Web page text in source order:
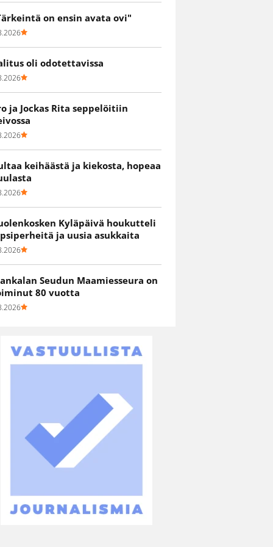
on ensin avata ovi"
oli odotettavissa
ja Jockas Rita seppelöitiin
keihäästä ja kiekosta, hopeaa
Kyläpäivä houkutteli
ja uusia asukkaita
Seudun Maamiesseura on
80 vuotta